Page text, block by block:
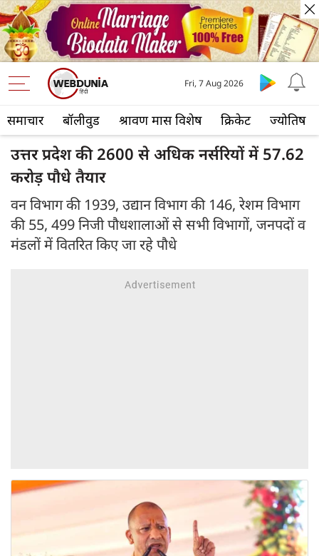
समाचार बॉलीवुड श्रावण मास विशेष क्रिकेट ज्योतिष
Fri, 7 Aug 2026
उत्तर प्रदेश की 2600 से अधिक नर्सरियों में 57.62
करोड़ पौधे तैयार
वन विभाग की 1939, उद्यान विभाग की 146, रेशम विभाग
की 55, 499 निजी पौधशालाओं से सभी विभागों, जनपदों व
मंडलों में वितरित किए जा रहे पौधे